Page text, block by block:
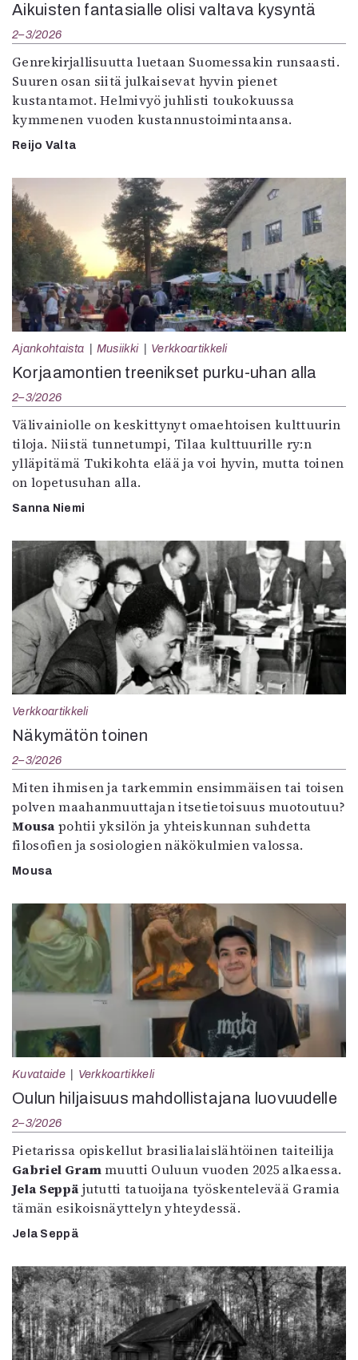
Aikuisten fantasialle olisi valtava kysyntä
2–3/2026
Genrekirjallisuutta luetaan Suomessakin runsaasti.
Suuren osan siitä julkaisevat hyvin pienet
kustantamot. Helmivyö juhlisti toukokuussa
kymmenen vuoden kustannustoimintaansa.
Reijo Valta
Ajankohtaista Musiikki Verkkoartikkeli
Korjaamontien treenikset purku-uhan alla
2–3/2026
Välivainiolle on keskittynyt omaehtoisen kulttuurin
tiloja. Niistä tunnetumpi, Tilaa kulttuurille ry:n
ylläpitämä Tukikohta elää ja voi hyvin, mutta toinen
on lopetusuhan alla.
Sanna Niemi
Verkkoartikkeli
Näkymätön toinen
2–3/2026
Miten ihmisen ja tarkemmin ensimmäisen tai toisen
polven maahanmuuttajan itsetietoisuus muotoutuu?
Mousa pohtii yksilön ja yhteiskunnan suhdetta
filosofien ja sosiologien näkökulmien valossa.
Mousa
Kuvataide Verkkoartikkeli
Oulun hiljaisuus mahdollistajana luovuudelle
2–3/2026
Pietarissa opiskellut brasilialaislähtöinen taiteilija
Gabriel Grammuutti Ouluun vuoden 2025 alkaessa.
Jela Seppä jututti tatuoijana työskentelevää Gramia
tämän esikoisnäyttelyn yhteydessä.
Jela Seppä